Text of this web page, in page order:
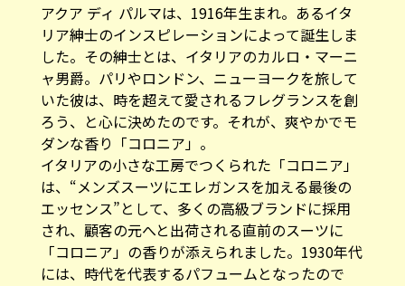
アクア ディ パルマは、1916年生まれ。あるイタ
リア紳士のインスピレーションによって誕生しま
した。その紳士とは、イタリアのカルロ・マーニ
ャ男爵。パリやロンドン、ニューヨークを旅して
いた彼は、時を超えて愛されるフレグランスを創
ろう、と心に決めたのです。それが、爽やかでモ
ダンな香り「コロニア」。
イタリアの小さな工房でつくられた「コロニア」
は、“メンズスーツにエレガンスを加える最後の
エッセンス”として、多くの高級ブランドに採用
され、顧客の元へと出荷される直前のスーツに
「コロニア」の香りが添えられました。1930年代
には、時代を代表するパフュームとなったので